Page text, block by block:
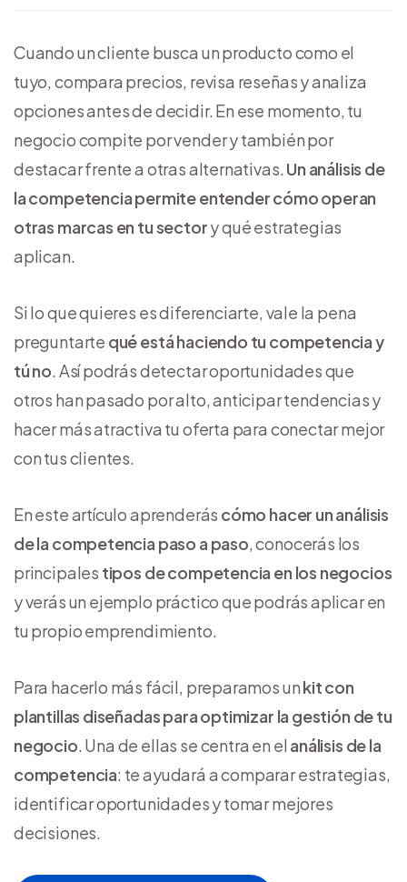
Cuando un cliente busca un producto como el
tuyo, compara precios, revisa reseñas y analiza
opciones antes de decidir. En ese momento, tu
negocio compite por vender y también por
destacar frente a otras alternativas. Un análisis de
la competencia permite entender cómo operan
otras marcas en tu sectory qué estrategias
aplican.
Si lo que quieres es diferenciarte, vale la pena
preguntarte qué está haciendo tu competencia y
tú no. Así podrás detectar oportunidades que
otros han pasado por alto, anticipar tendencias y
hacer más atractiva tu oferta para conectar mejor
con tus clientes.
En este artículo aprenderás cómo hacer un análisis
de la competencia paso a paso, conocerás los
principales tipos de competencia en los negocios
y verás un ejemplo práctico que podrás aplicar en
tu propio emprendimiento.
Para hacerlo más fácil, preparamos unkit con
plantillas diseñadas para optimizar la gestión de tu
negocio. Una de ellas se centra en el análisis de la
competencia: te ayudará a comparar estrategias,
identificar oportunidades y tomar mejores
decisiones.